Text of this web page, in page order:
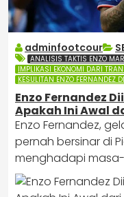
adminfootcour
ANALISIS TAKTIS ENZO
IMPLIKASI EKONOMI DARI
KESULITAN ENZO FERNANDEZ
Enzo Fernandez
Apakah Ini Awal
Enzo Fernandez,
pernah bersinar di
menghadapi